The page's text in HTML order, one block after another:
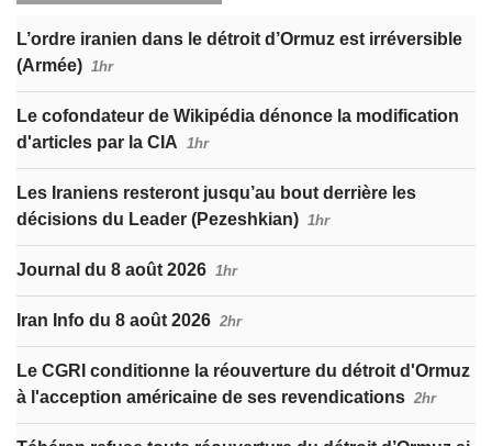
L’ordre iranien dans le détroit d’Ormuz est irréversible
(Armée) 1hr
Le cofondateur de Wikipédia dénonce la modification
d'articles par la CIA 1hr
Les Iraniens resteront jusqu’au bout derrière les
décisions du Leader (Pezeshkian) 1hr
Journal du 8 août 2026 1hr
Iran Info du 8 août 2026 2hr
Le CGRI conditionne la réouverture du détroit d'Ormuz
à l'acception américaine de ses revendications 2hr